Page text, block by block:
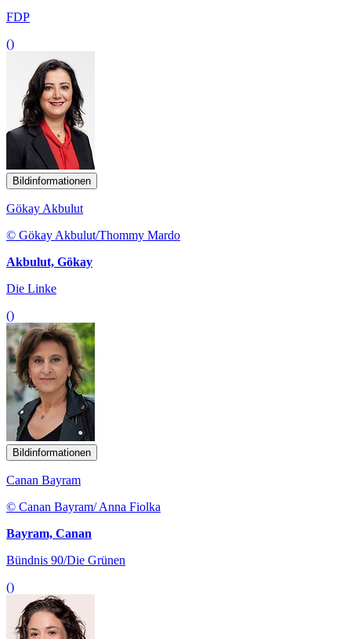
FDP
()
Bildinformationen
Gökay Akbulut
© Gökay Akbulut/Thommy Mardo
Akbulut, Gökay
Die Linke
()
Bildinformationen
Canan Bayram
© Canan Bayram/ Anna Fiolka
Bayram, Canan
Bündnis 90/Die Grünen
()